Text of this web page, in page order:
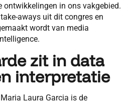
ontwikkelingen in ons vakgebied.
aways uit dit congres en
wordt van media
zit in data
interpretatie
Laura Garcia is de